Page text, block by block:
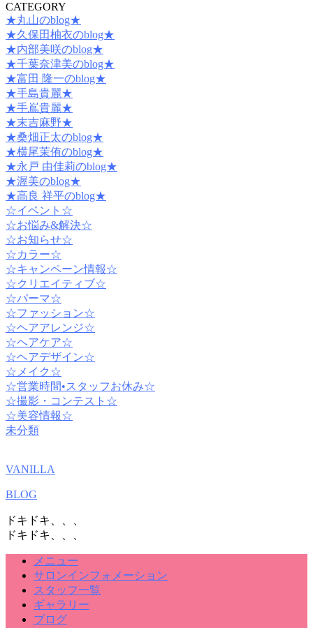
CATEGORY
★丸山のblog★
★久保田柚衣のblog★
★内部美咲のblog★
★千葉奈津美のblog★
★富田 隆一のblog★
★手島貴麗★
★手嶌貴麗★
★末吉麻野★
★桑畑正太のblog★
★横尾茉侑のblog★
★永戸 由佳莉のblog★
★渥美のblog★
★高良 祥平のblog★
☆イベント☆
☆お悩み&解決☆
☆お知らせ☆
☆カラー☆
☆キャンペーン情報☆
☆クリエイティブ☆
☆パーマ☆
☆ファッション☆
☆ヘアアレンジ☆
☆ヘアケア☆
☆ヘアデザイン☆
☆メイク☆
☆営業時間•スタッフお休み☆
☆撮影・コンテスト☆
☆美容情報☆
未分類
VANILLA
BLOG
ドキドキ、、、
ドキドキ、、、
メニュー
サロンインフォメーション
スタッフ一覧
ギャラリー
ブログ